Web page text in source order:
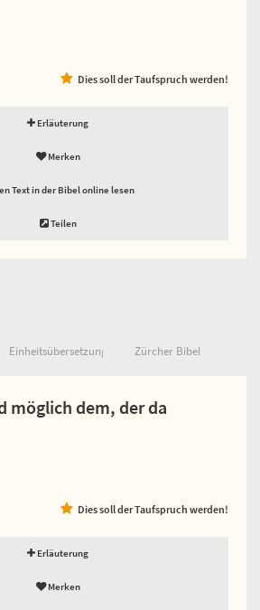
Dies soll der Taufspruch werden!
Erläuterung
Merken
Text in der Bibel online lesen
Teilen
Einheitsübersetzung Zürcher Bibel
möglich dem, der da
Dies soll der Taufspruch werden!
Erläuterung
Merken